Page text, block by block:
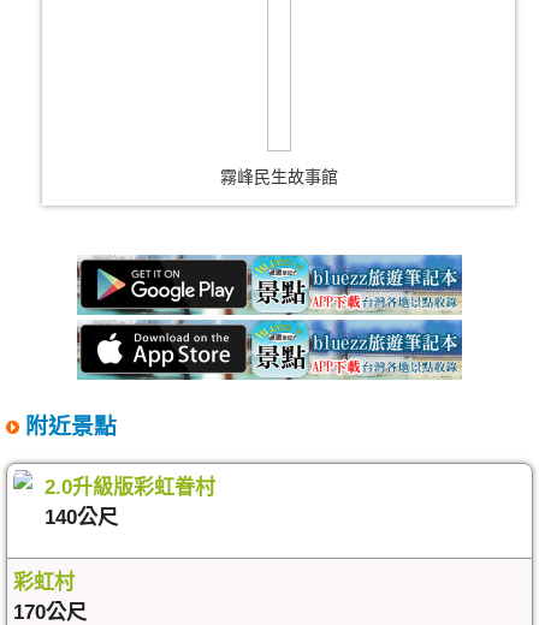
霧峰民生故事館
附近景點
2.0升級版彩虹眷村
140公尺
彩虹村
170公尺